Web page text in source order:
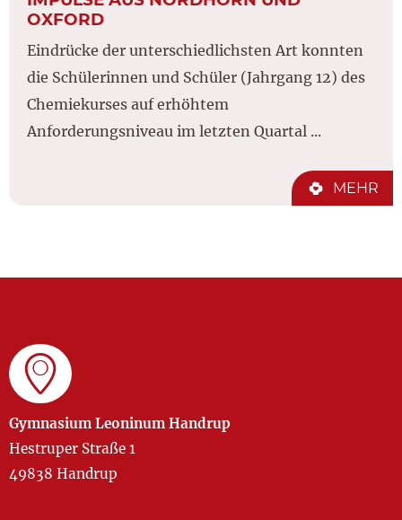
OXFORD
Eindrücke der unterschiedlichsten Art konnten
die Schülerinnen und Schüler (Jahrgang 12) des
Chemiekurses auf erhöhtem
Anforderungsniveau im letzten Quartal ...
MEHR
Gymnasium Leoninum Handrup
Hestruper Straße 1
49838 Handrup